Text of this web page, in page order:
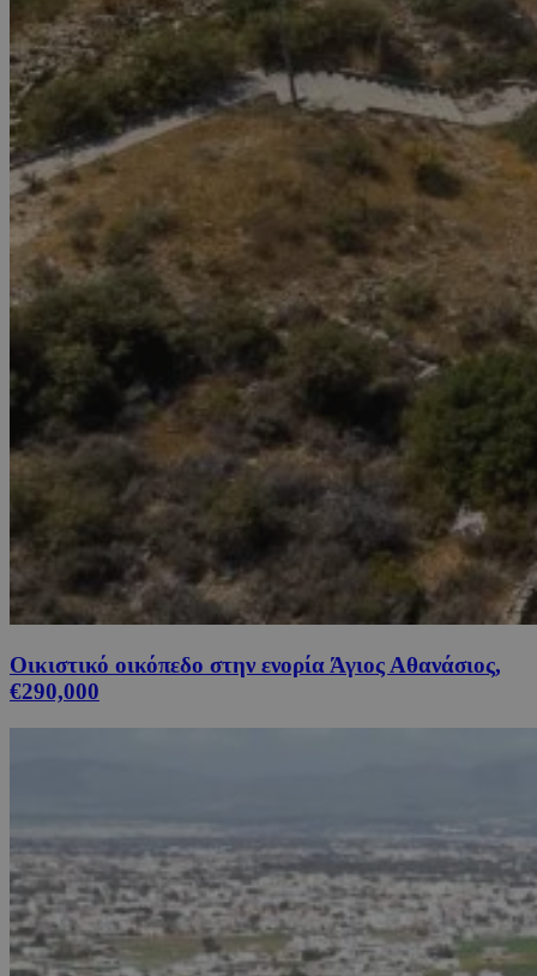
Οικιστικό οικόπεδο στην ενορία Άγιος Αθανάσιος,
€290,000